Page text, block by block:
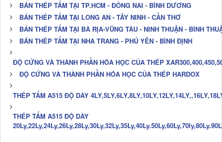
BÁN THÉP TẤM TẠI TP.HCM - ĐỒNG NAI - BÌNH DƯƠNG
BÁN THÉP TẤM TẠI LONG AN - TÂY NINH - CẦN THƠ
BÁN THÉP TẤM TẠI BÀ RỊA-VŨNG TÀU - NINH THUẬN - BÌNH
BÁN THÉP TẤM TẠI NHA TRANG - PHÚ YÊN - BÌNH ĐỊNH
ĐỘ CỨNG VÀ THÀNH PHẦN HÓA HỌC CỦA THÉP
ĐỘ CỨNG VÀ THÀNH PHẦN HÓA HỌC CỦA THÉP HARDOX
THÉP TẤM A515 ĐỘ DÀY
THÉP TẤM A515 ĐỘ DÀY